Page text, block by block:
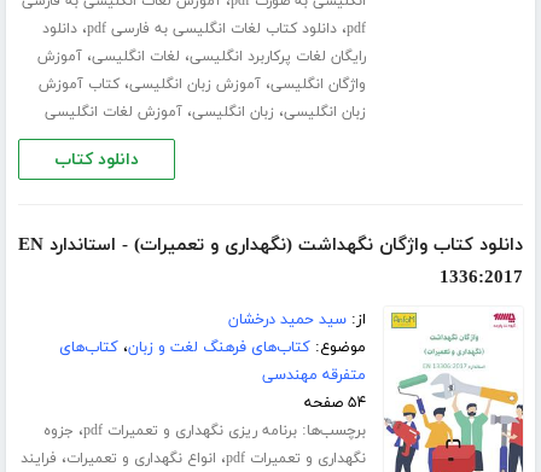
pdf،دانلود کتاب لغات انگلیسی به فارسی pdf ،دانلود
رایگان لغات پرکاربرد انگلیسی، لغات انگلیسی،آموزش
واژگان انگلیسی،آموزش زبان انگلیسی،کتاب آموزش
زبان انگلیسی، زبان انگلیسی،آموزش لغات انگلیسی
دانلود کتاب
دانلود کتاب واژگان نگهداشت (نگهداری و تعمیرات) - استاندارد EN
1336:2017
از:سید حمید درخشان
موضوع:کتاب‌های فرهنگ لغت و زبان،کتاب‌های
متفرقه مهندسی
۵۴ صفحه
برچسب‌ها:برنامه ریزی نگهداری و تعمیرات pdf ، جزوه
نگهداری و تعمیرات pdf
، انواع نگهداری و تعمیرات، فرایند